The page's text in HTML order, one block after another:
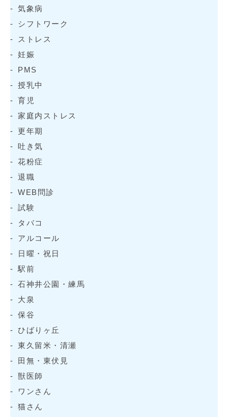
気象病
シフトワーク
ストレス
妊娠
PMS
授乳中
育児
家庭内ストレス
更年期
吐き気
花粉症
退職
WEB問診
試験
タバコ
アルコール
日曜・祝日
駅前
石神井公園・練馬
大泉
保谷
ひばりヶ丘
東久留米・清瀬
田無・東伏見
獣医師
ワンさん
猫さん